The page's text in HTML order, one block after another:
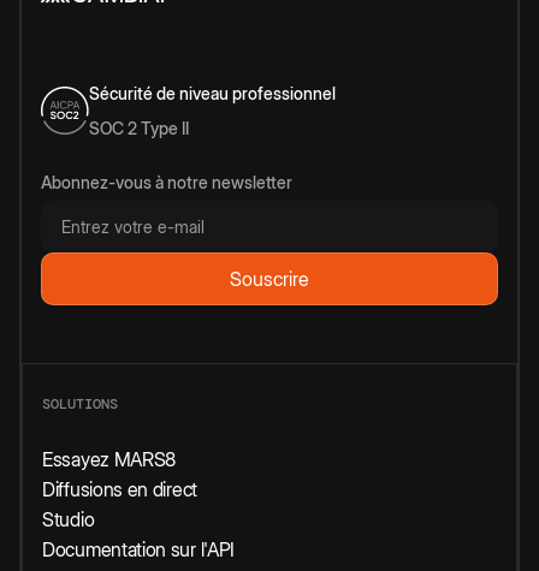
Sécurité de niveau professionnel
SOC 2 Type II
Abonnez-vous à notre newsletter
SOLUTIONS
Essayez MARS8
Diffusions en direct
Studio
Documentation sur l'API